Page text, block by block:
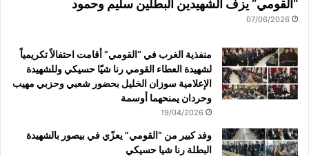
“القومي” يزف الشهيدين البطلين سليم وحمود
07/06/2026
منفذية الغرب في “القومي” أقامت احتفالاً تكريمياً
لشهيدة العطاء القومي رنا شيّا حسيكي وللشهيدة
الإعلامية سوزان الخليل بحضور شعبي وحزبي مهيب
وحردان يمنحهما أوسمة
19/04/2026
وفد كبير من “القومي” يعزّي في بيصور بالشهيدة
البطلة رنا شيا حسيكي